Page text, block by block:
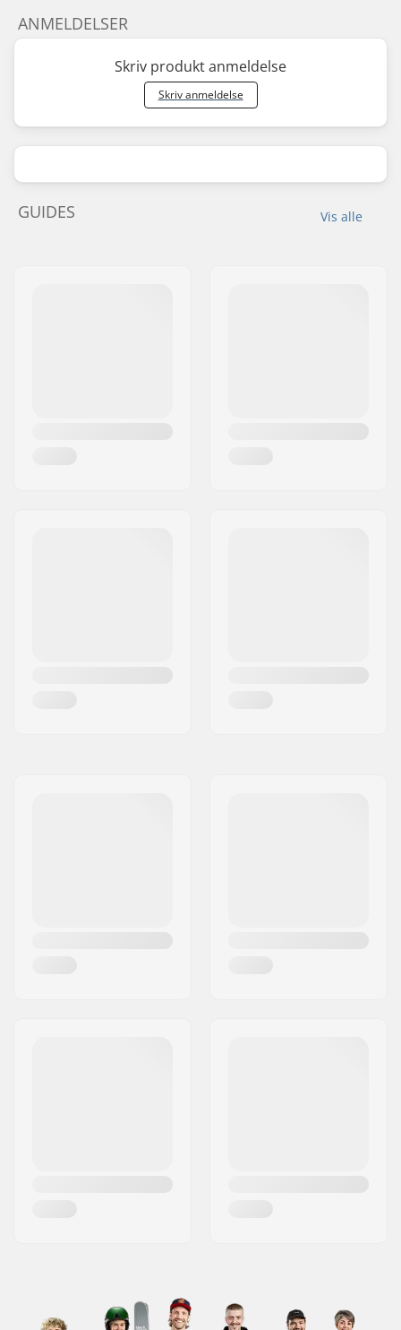
ANMELDELSER
Skriv produkt anmeldelse
Skriv anmeldelse
Vis alle
GUIDES